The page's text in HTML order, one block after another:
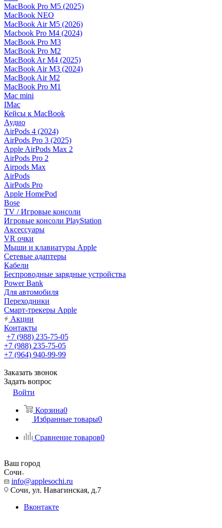
MacBook Pro M5 (2025)
MacBook NEO
MacBook Air M5 (2026)
Macbook Pro M4 (2024)
MacBook Pro M3
MacBook Pro M2
MacBook Ar M4 (2025)
MacBook Air M3 (2024)
MacBook Air M2
MacBook Pro M1
Mac mini
IMac
Кейсы к MacBook
Аудио
AirPods 4 (2024)
AirPods Pro 3 (2025)
Apple AirPods Max 2
AirPods Pro 2
Airpods Max
AirPods
AirPods Pro
Apple HomePod
Bose
TV / Игровые консоли
Игровые консоли PlayStation
Аксессуары
VR очки
Мыши и клавиатуры Apple
Сетевые адаптеры
Кабели
Беспроводные зарядные устройства
Power Bank
Для автомобиля
Переходники
Смарт-трекеры Apple
Акции
Контакты
+7 (988) 235-75-05
+7 (988) 235-75-05
+7 (964) 940-99-99
Заказать звонок
Задать вопрос
Войти
Корзина0
Избранные товары0
Сравнение товаров0
Ваш город
Сочи
info@applesochi.ru
Сочи, ул. Навагинская, д.7
Вконтакте